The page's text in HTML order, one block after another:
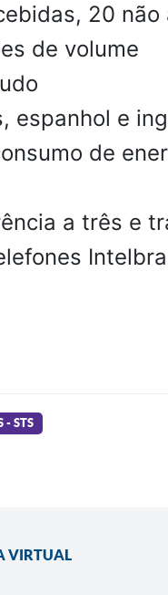
20
de volume
espanhol e
de
a três e
- STS
VIRTUAL